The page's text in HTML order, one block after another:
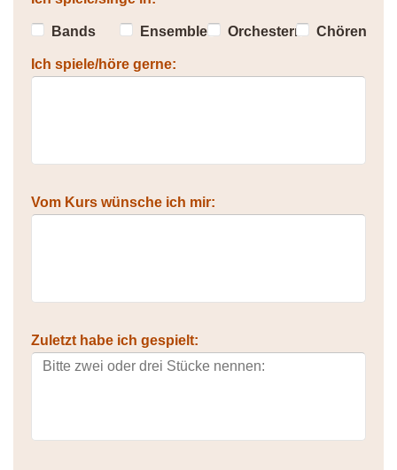
Bands Ensembles Orchestern Chören
Ich spiele/höre gerne:
Vom Kurs wünsche ich mir:
Zuletzt habe ich gespielt: